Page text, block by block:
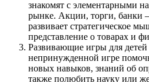
знакомят с элементарными
рынке. Акции, торги, банки –
развивает стратегическое
представление о товарах и
Развивающие игры для детей
непринужденной игре
новых навыков, знаний об
также полюбить науку или